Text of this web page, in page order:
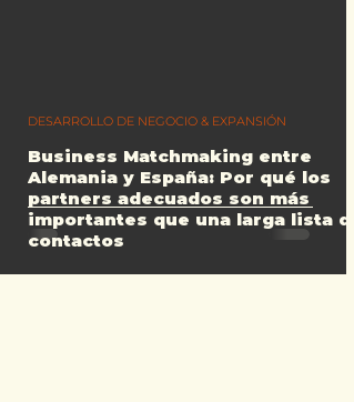
Business Matchmaking entre
Alemania y España: Por qué los
partners adecuados son más
importantes que una larga lista de
contactos
DESARROLLO DE NEGOCIO & EXPANSIÓN